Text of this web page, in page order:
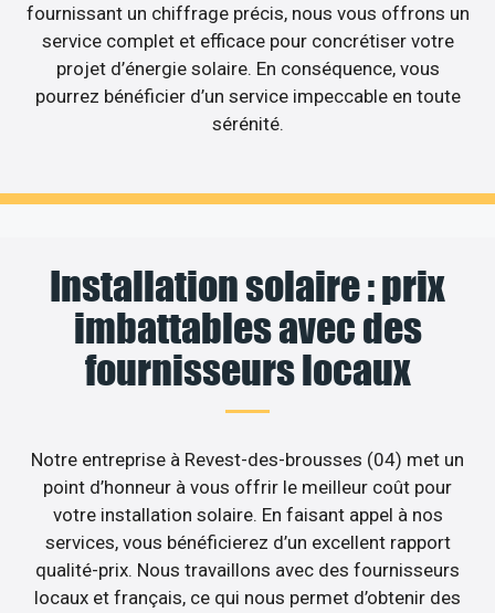
fournissant un chiffrage précis, nous vous offrons un
service complet et efficace pour concrétiser votre
projet d’énergie solaire. En conséquence, vous
pourrez bénéficier d’un service impeccable en toute
sérénité.
Installation solaire : prix
imbattables avec des
fournisseurs locaux
Notre entreprise à Revest-des-brousses (04) met un
point d’honneur à vous offrir le meilleur coût pour
votre installation solaire. En faisant appel à nos
services, vous bénéficierez d’un excellent rapport
qualité-prix. Nous travaillons avec des fournisseurs
locaux et français, ce qui nous permet d’obtenir des